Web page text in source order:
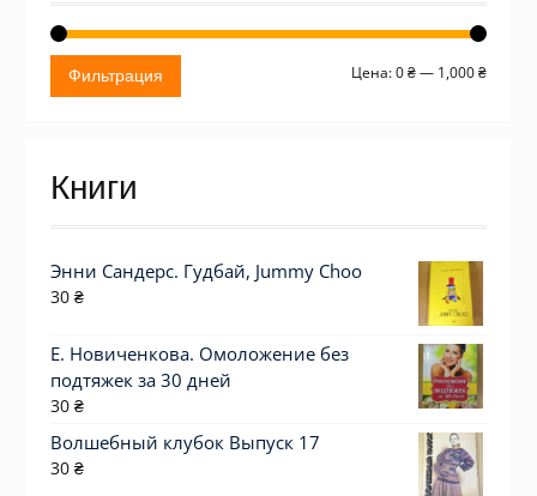
Фильтрация Цена:0 ₴— 1,000 ₴
Книги
Энни Сандерс. Гудбай, Jummy Choo
30 ₴
Е. Новиченкова. Омоложение без
подтяжек за 30 дней
30 ₴
Волшебный клубок Выпуск 17
30 ₴